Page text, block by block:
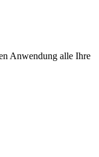
Anwendung alle Ihre